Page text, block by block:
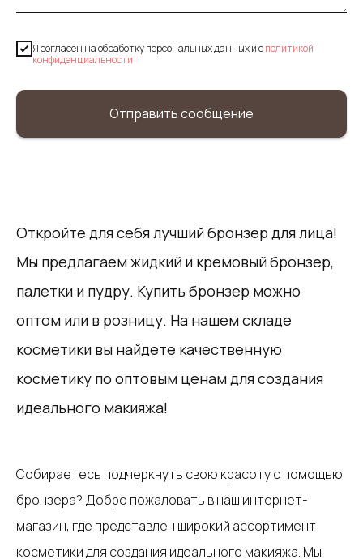
Я согласен на обработку персональных данных и cполитикой
конфиденциальности
Отправить сообщение
Откройте для себя лучший бронзер для лица!
Мы предлагаем жидкий и кремовый бронзер,
палетки и пудру. Купить бронзер можно
оптом или в розницу. На нашем складе
косметики вы найдете качественную
косметику по оптовым ценам для создания
идеального макияжа!
Собираетесь подчеркнуть свою красоту с помощью
бронзера? Добро пожаловать в наш интернет-
магазин, где представлен широкий ассортимент
косметики для создания идеального макияжа. Мы